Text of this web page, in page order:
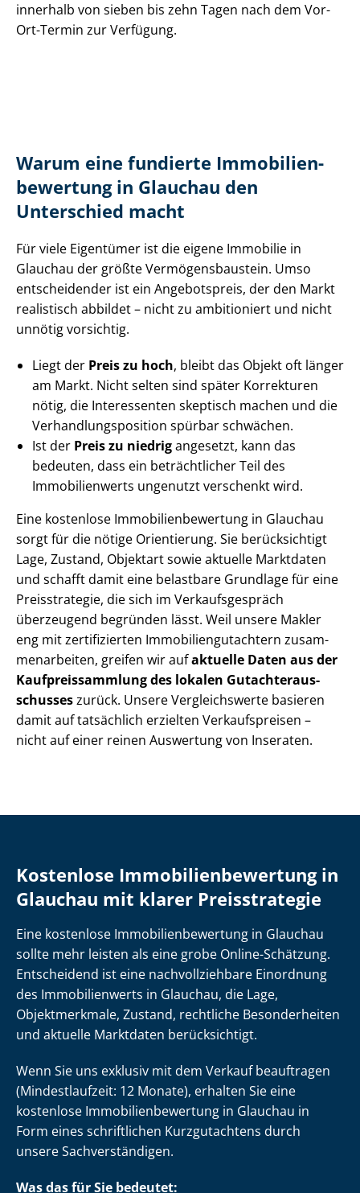
innerhalb von sieben bis zehn Tagen nach dem Vor-
Ort-Termin zur Verfügung.
Warum eine fundierte Im­mo­bi­li­en­
be­wer­tung in Glauchau den
Unterschied macht
Für viele Eigentümer ist die eigene Immobilie in
Glauchau der größte Ver­mö­gens­bau­stein. Umso
entscheidender ist ein Angebotspreis, der den Markt
realistisch abbildet – nicht zu ambitioniert und nicht
unnötig vorsichtig.
Liegt der Preis zu hoch, bleibt das Objekt oft länger
am Markt. Nicht selten sind später Korrekturen
nötig, die Interessenten skeptisch machen und die
Ver­hand­lungs­po­si­ti­on spürbar schwächen.
Ist der Preis zu niedrigangesetzt, kann das
bedeuten, dass ein beträchtlicher Teil des
Immobilienwerts ungenutzt verschenkt wird.
Eine kostenlose Im­mo­bi­li­en­be­wer­tung in Glauchau
sorgt für die nötige Orientierung. Sie berücksichtigt
Lage, Zustand, Objektart sowie aktuelle Marktdaten
und schafft damit eine belastbare Grundlage für eine
Preisstrategie, die sich im Ver­kaufs­ge­spräch
überzeugend begründen lässt. Weil unsere Makler
eng mit zertifizierten Im­mo­bi­li­en­gut­ach­tern zu­sam­
men­ar­bei­ten, greifen wir aufaktuelle Daten aus der
Kauf­preis­samm­lung des lokalen Gut­ach­ter­aus­
schus­seszurück. Unsere Vergleichswerte basieren
damit auf tatsächlich erzielten Verkaufspreisen –
nicht auf einer reinen Auswertung von Inseraten.
Kostenlose Im­mo­bi­li­en­be­wer­tung in
Glauchau mit klarer Preisstrategie
Eine kostenlose Im­mo­bi­li­en­be­wer­tung in Glauchau
sollte mehr leisten als eine grobe Online-Schätzung.
Entscheidend ist eine nach­voll­zieh­ba­re Einordnung
des Immobilienwerts in Glauchau, die Lage,
Objektmerkmale, Zustand, rechtliche Besonderheiten
und aktuelle Marktdaten berücksichtigt.
Wenn Sie uns exklusiv mit dem Verkauf beauftragen
(Mindestlaufzeit: 12 Monate), erhalten Sie eine
kostenlose Im­mo­bi­li­en­be­wer­tung in Glauchau in
Form eines schriftlichen Kurzgutachtens durch
unsere Sach­ver­stän­di­gen.
Was das für Sie bedeutet: